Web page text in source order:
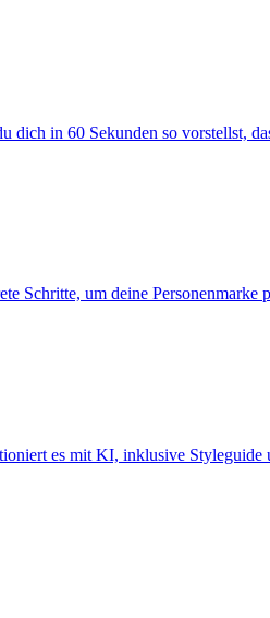
in 60 Sekunden so vorstellst,
Schritte, um deine Personenmarke
es mit KI, inklusive